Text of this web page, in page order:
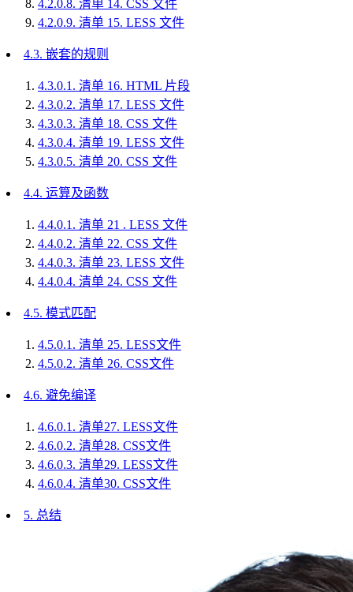
4.2.0.8. 清单 14. CSS 文件
4.2.0.9. 清单 15. LESS 文件
4.3. 嵌套的规则
4.3.0.1. 清单 16. HTML 片段
4.3.0.2. 清单 17. LESS 文件
4.3.0.3. 清单 18. CSS 文件
4.3.0.4. 清单 19. LESS 文件
4.3.0.5. 清单 20. CSS 文件
4.4. 运算及函数
4.4.0.1. 清单 21 . LESS 文件
4.4.0.2. 清单 22. CSS 文件
4.4.0.3. 清单 23. LESS 文件
4.4.0.4. 清单 24. CSS 文件
4.5. 模式匹配
4.5.0.1. 清单 25. LESS文件
4.5.0.2. 清单 26. CSS文件
4.6. 避免编译
4.6.0.1. 清单27. LESS文件
4.6.0.2. 清单28. CSS文件
4.6.0.3. 清单29. LESS文件
4.6.0.4. 清单30. CSS文件
5. 总结